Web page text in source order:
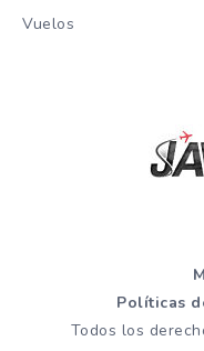
Vuelos
Políticas
Todos los